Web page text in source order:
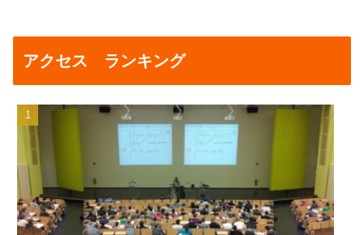
アクセス ランキング